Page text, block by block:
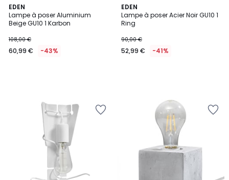
EDEN
Lampe à poser Aluminium
Beige GU10 1 Karbon
108,00 €
60,99 € -43%
EDEN
Lampe à poser Acier Noir GU10 1
Ring
90,00 €
52,99 € -41%